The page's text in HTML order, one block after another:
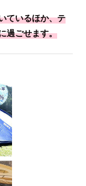
ているほか、テ
過ごせます。